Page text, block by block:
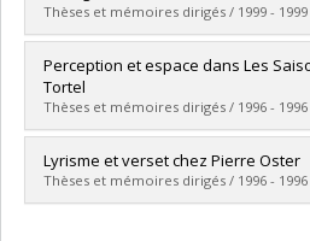
Diplôme obtenu :M.A.
Lien vers le document dans Papyrus
Thèses et mémoires dirigés / 1999 - 1999
Diplômé(e) :Welch, Philippa J.
Cycle :
Diplôme obtenu :M.A.
Lien vers le document dans Papyrus
Perception et espace dans Les
Tortel
Thèses et mémoires dirigés / 1996 - 1996
Diplômé(e) :Brouillette, Marc André
Cycle : Maîtrise
Diplôme obtenu :M.A.
Lyrisme et verset chez Pierre Oster
Thèses et mémoires dirigés / 1996 - 1996